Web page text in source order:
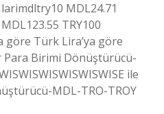
MDL24.71
TRY100
göre Türk Lira’ya göre
Para Birimi Dönüştürücü-
ile
MDL-TRO-TROY